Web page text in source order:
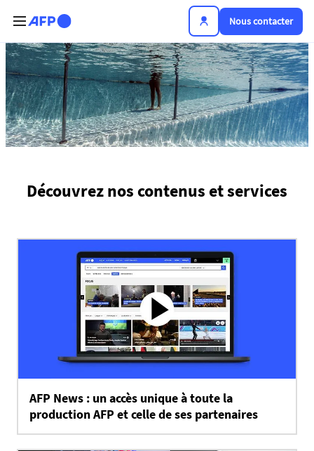
Nous contacter
Plateforme de l'info
Découvrez nos contenus et services
AFP News : un accès unique à toute la
production AFP et celle de ses partenaires